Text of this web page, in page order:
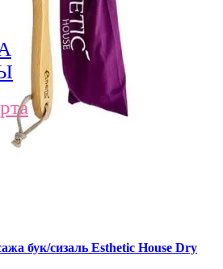
бук/сизаль Esthetic House Dry